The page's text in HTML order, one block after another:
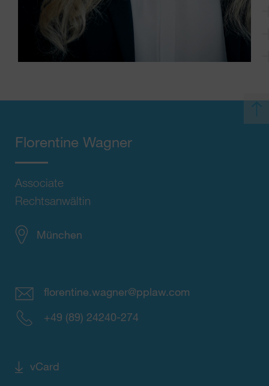
Florentine Wagner
Associate
Rechtsanwältin
München
florentine.wagner@pplaw.com
+49 (89) 24240-274
vCard